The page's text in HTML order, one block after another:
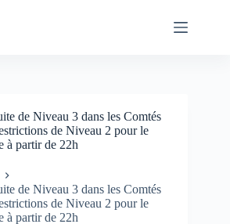
de Niveau 3 dans les Comtés
de Niveau 2 pour le
à partir de 22h
de Niveau 3 dans les Comtés
de Niveau 2 pour le
à partir de 22h